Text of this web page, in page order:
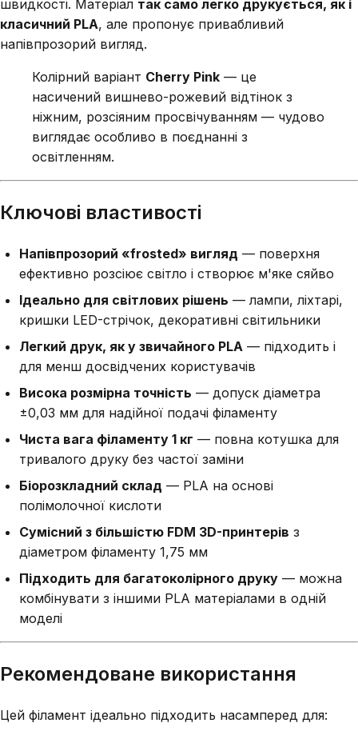
швидкості. Матеріал так само легко друкується, як і
класичний PLA, але пропонує привабливий
напівпрозорий вигляд.
Колірний варіант Cherry Pink — це
насичений вишнево-рожевий відтінок з
ніжним, розсіяним просвічуванням — чудово
виглядає особливо в поєднанні з
освітленням.
Ключові властивості
Напівпрозорий «frosted» вигляд — поверхня
ефективно розсіює світло і створює м'яке сяйво
Ідеально для світлових рішень — лампи, ліхтарі,
кришки LED-стрічок, декоративні світильники
Легкий друк, як у звичайного PLA — підходить і
для менш досвідчених користувачів
Висока розмірна точність — допуск діаметра
±0,03 мм для надійної подачі філаменту
Чиста вага філаменту 1 кг — повна котушка для
тривалого друку без частої заміни
Біорозкладний склад — PLA на основі
полімолочної кислоти
Сумісний з більшістю FDM 3D-принтерів з
діаметром філаменту 1,75 мм
Підходить для багатоколірного друку — можна
комбінувати з іншими PLA матеріалами в одній
моделі
Рекомендоване використання
Цей філамент ідеально підходить насамперед для: